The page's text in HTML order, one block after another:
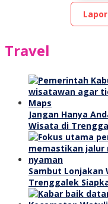
Travel
Jangan Hanya
Wisata di
Sambut Lonjakan
Trenggalek